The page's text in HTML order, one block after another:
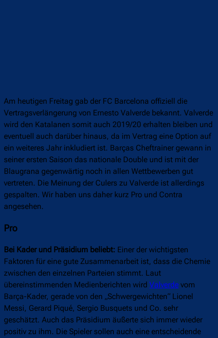
Am heutigen Freitag gab der FC Barcelona offiziell die
Vertragsverlängerung von Ernesto Valverde bekannt. Valverde
wird den Katalanen somit auch 2019/20 erhalten bleiben und
eventuell auch darüber hinaus, da im Vertrag eine Option auf
ein weiteres Jahr inkludiert ist. Barças Cheftrainer gewann in
seiner ersten Saison das nationale Double und ist mit der
Blaugrana gegenwärtig noch in allen Wettbewerben gut
vertreten. Die Meinung der Culers zu Valverde ist allerdings
gespalten. Wir haben uns daher kurz Pro und Contra
angesehen.
Pro
Bei Kader und Präsidium beliebt: Einer der wichtigsten
Faktoren für eine gute Zusammenarbeit ist, dass die Chemie
zwischen den einzelnen Parteien stimmt. Laut
übereinstimmenden Medienberichten wird Valverde vom
Barça-Kader, gerade von den „Schwergewichten“ Lionel
Messi, Gerard Piqué, Sergio Busquets und Co. sehr
geschätzt. Auch das Präsidium äußerte sich immer wieder
positiv zu ihm. Die Spieler sollen auch eine entscheidende